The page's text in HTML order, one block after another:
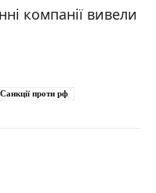
компанії вивели
Санкції проти рф